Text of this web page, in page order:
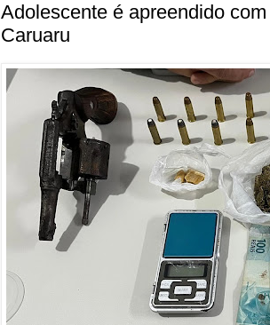
Adolescente é apreendido
Caruaru